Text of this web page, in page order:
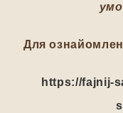
Для
https://fajnij-